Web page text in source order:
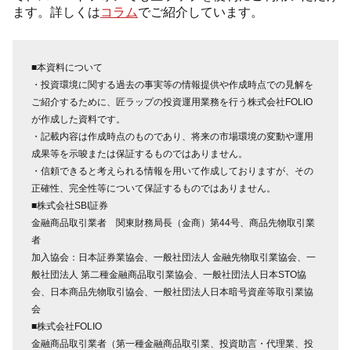
ます。詳しくはコラムでご紹介しています。
■本資料について
・投資環境に関する過去の事実等の情報提供や作成時点での見解を
ご紹介するために、匠ラップの投資運用業務を行う株式会社FOLIO
が作成した資料です。
・記載内容は作成時点のものであり、将来の市場環境の変動や運用
成果等を示唆または保証するものではありません。
・信頼できると考えられる情報を用いて作成しておりますが、その
正確性、完全性等について保証するものではありません。
■株式会社SBI証券
金融商品取引業者 関東財務局長（金商）第44号、商品先物取引業
者
加入協会：日本証券業協会、一般社団法人 金融先物取引業協会、一
般社団法人 第二種金融商品取引業協会、一般社団法人日本STO協
会、日本商品先物取引協会、一般社団法人日本暗号資産等取引業協
会
■株式会社FOLIO
金融商品取引業者（第一種金融商品取引業、投資助言・代理業、投